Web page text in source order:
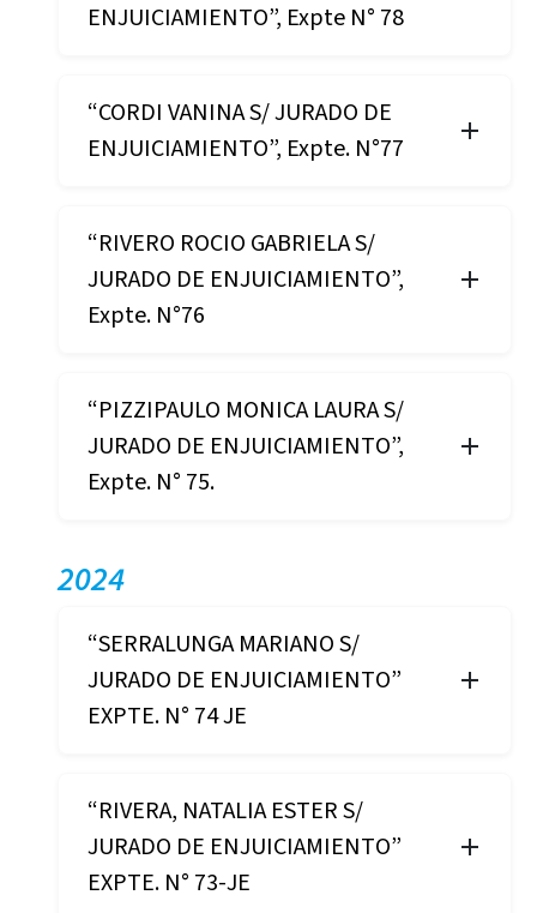
ENJUICIAMIENTO”, Expte N° 78
“CORDI VANINA S/ JURADO DE
ENJUICIAMIENTO”, Expte. N°77
“RIVERO ROCIO GABRIELA S/
JURADO DE ENJUICIAMIENTO”,
Expte. N°76
“PIZZIPAULO MONICA LAURA S/
JURADO DE ENJUICIAMIENTO”,
Expte. N° 75.
2024
“SERRALUNGA MARIANO S/
JURADO DE ENJUICIAMIENTO”
EXPTE. N° 74 JE
“RIVERA, NATALIA ESTER S/
JURADO DE ENJUICIAMIENTO”
EXPTE. N° 73-JE